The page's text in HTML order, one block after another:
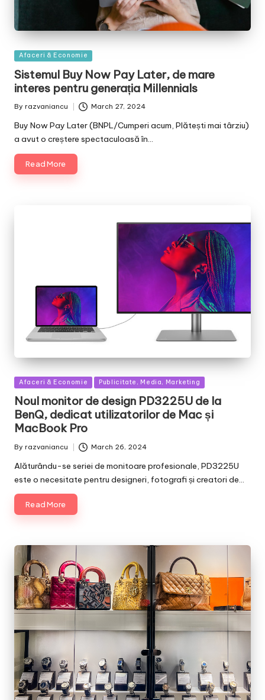
Posted
Afaceri & Economie
Sistemul Buy Now Pay Later, de mare
interes pentru generația Millennials
Posted
By razvaniancu March 27, 2024
Buy Now Pay Later (BNPL/Cumperi acum, Plătești mai târziu)
a avut o creștere spectaculoasă în…
Read More
Posted
in
Afaceri & Economie Publicitate, Media, Marketing
Noul monitor de design PD3225U de la
BenQ, dedicat utilizatorilor de Mac și
MacBook Pro
Posted
By razvaniancu March 26, 2024
Alăturându-se seriei de monitoare profesionale, PD3225U
este o necesitate pentru designeri, fotografi și creatori de…
Read More